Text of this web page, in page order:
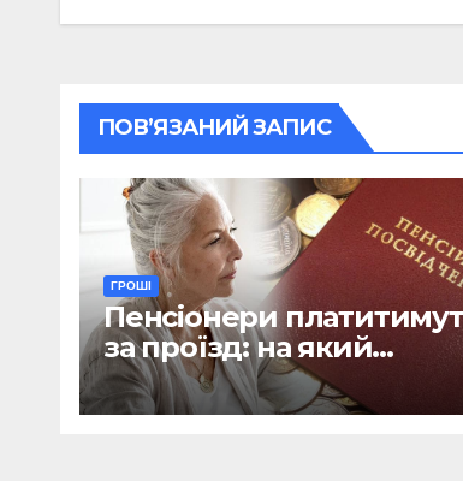
ПОВ’ЯЗАНИЙ ЗАПИС
ГРОШІ
Пенсіонери
за проїзд: на який
транспорт не діятиме
пільга